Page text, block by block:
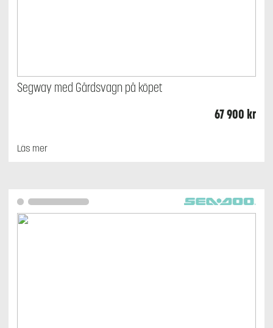
Segway med Gårdsvagn på köpet
67 900 kr
Läs mer